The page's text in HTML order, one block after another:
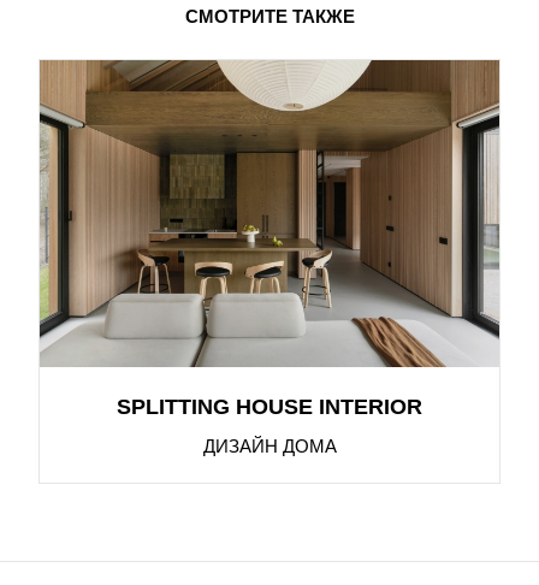
СМОТРИТЕ ТАКЖЕ
SPLITTING HOUSE INTERIOR
ДИЗАЙН ДОМА